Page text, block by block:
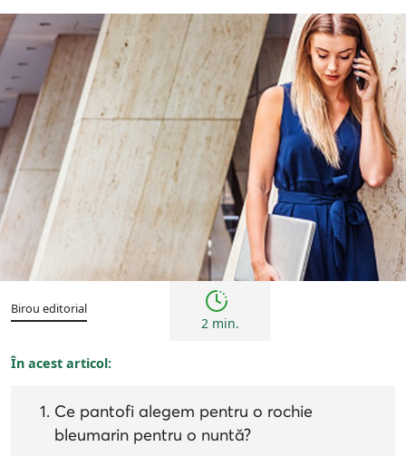
Femei Inspirații și trenduri Sfaturi
Birou editorial
2 min.
În acest articol:
Ce pantofi alegem pentru o rochie
bleumarin pentru o nuntă?